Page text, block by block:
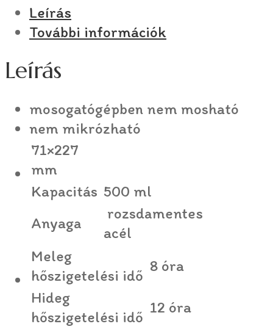
Leírás
További információk
Leírás
mosogatógépben nem mosható
nem mikrózható
71×227
mm
Kapacitás 500 ml
Anyaga
rozsdamentes
acél
Meleg
hőszigetelési idő
8 óra
Hideg
hőszigetelési idő
12 óra